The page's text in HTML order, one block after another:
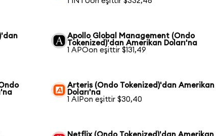
Apollo Global Management (Ondo
Tokenized)'dan Amerikan Doları'na
1 APOon eşittir $131,49
Arteris (Ondo Tokenized)'dan Amerikan
Doları'na
1 AIPon eşittir $30,40